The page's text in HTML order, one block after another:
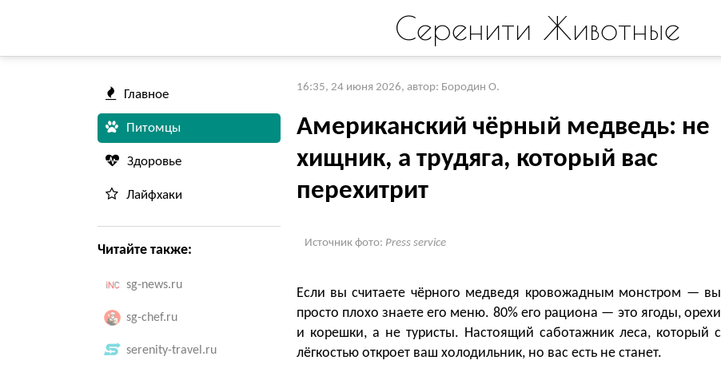
Серенити Животные
Главное
Питомцы
Здоровье
Лайфхаки
Читайте также:
sg-news.ru
sg-chef.ru
serenity-travel.ru
16:35, 24 июня 2026, автор: Бородин О.
Американский чёрный медведь: не
хищник, а трудяга, который вас
перехитрит
Источник фото: Press service
Если вы считаете чёрного медведя кровожадным монстром — вы
просто плохо знаете его меню. 80% его рациона — это ягоды, орехи
и корешки, а не туристы. Настоящий саботажник леса, который с
лёгкостью откроет ваш холодильник, но вас есть не станет.